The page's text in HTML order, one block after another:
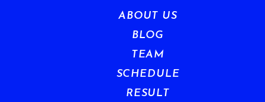
ABOUT US
BLOG
TEAM
SCHEDULE
RESULT